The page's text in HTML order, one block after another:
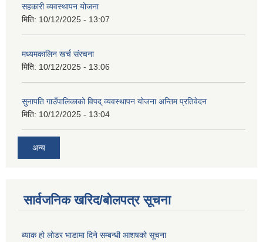
सहकारी व्यवस्थापन योजना
मिति: 10/12/2025 - 13:07
मध्यमकालिन खर्च संरचना
मिति: 10/12/2025 - 13:06
सुनापति गाउँपालिकाको विपद् व्यवस्थापन योजना अन्तिम प्रतिवेदन
मिति: 10/12/2025 - 13:04
अन्य
सार्वजनिक खरिद/बोलपत्र सूचना
ब्याक हो लोडर भाडामा दिने सम्बन्धी आशषको सूचना